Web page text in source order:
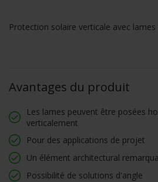
Protection solaire verticale avec
Avantages du produit
Les lames peuvent être posées
verticalement
Pour des applications de projet
Un élément architectural
Possibilité de solutions d'angle